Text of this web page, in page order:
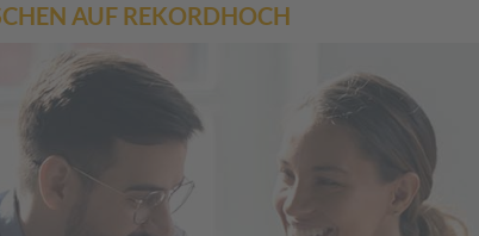
AUF REKORDHOCH